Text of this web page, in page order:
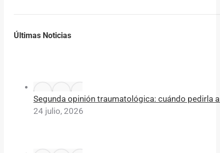
Últimas Noticias
Segunda opinión traumatológica: cuándo pedirla
24 julio, 2026